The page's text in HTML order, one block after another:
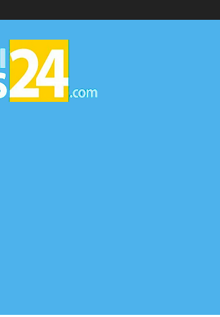
▷
Miami
News
24